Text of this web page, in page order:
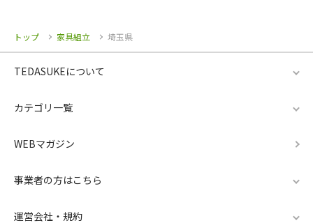
トップ 家具組立 埼玉県
TEDASUKEについて
カテゴリ一覧
WEBマガジン
事業者の方はこちら
運営会社・規約